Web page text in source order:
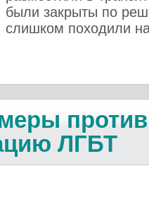
были закрыты по
слишком походили
ЛГБТ